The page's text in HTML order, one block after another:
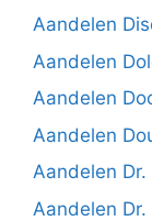
Aandelen
Aandelen
Aandelen
Aandelen
Aandelen
Aandelen